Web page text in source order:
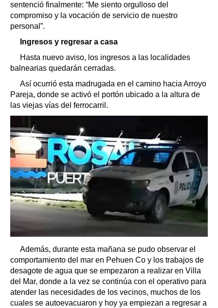
sentenció finalmente: “Me siento orgulloso del
compromiso y la vocación de servicio de nuestro
personal”.
Ingresos y regresar a casa
Hasta nuevo aviso, los ingresos a las localidades
balnearias quedarán cerradas.
Así ocurrió esta madrugada en el camino hacia Arroyo
Pareja, donde se activó el portón ubicado a la altura de
las viejas vías del ferrocarril.
Además, durante esta mañana se pudo observar el
comportamiento del mar en Pehuen Co y los trabajos de
desagote de agua que se empezaron a realizar en Villa
del Mar, donde a la vez se continúa con el operativo para
atender las necesidades de los vecinos, muchos de los
cuales se autoevacuaron y hoy ya empiezan a regresar a